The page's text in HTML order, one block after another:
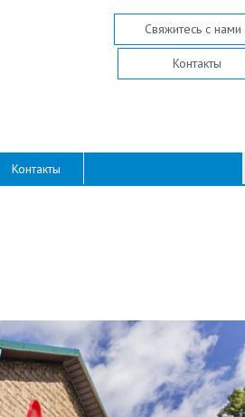
Свяжитесь с нами
Контакты
Контакты